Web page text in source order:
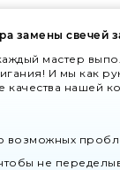
замены свечей
мастер
И мы как
качества нашей
возможных
не